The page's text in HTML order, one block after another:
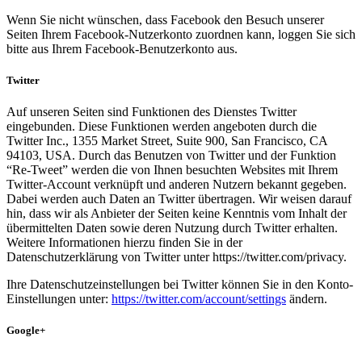
Wenn Sie nicht wünschen, dass Facebook den Besuch unserer
Seiten Ihrem Facebook-Nutzerkonto zuordnen kann, loggen Sie sich
bitte aus Ihrem Facebook-Benutzerkonto aus.
Twitter
Auf unseren Seiten sind Funktionen des Dienstes Twitter
eingebunden. Diese Funktionen werden angeboten durch die
Twitter Inc., 1355 Market Street, Suite 900, San Francisco, CA
94103, USA. Durch das Benutzen von Twitter und der Funktion
“Re-Tweet” werden die von Ihnen besuchten Websites mit Ihrem
Twitter-Account verknüpft und anderen Nutzern bekannt gegeben.
Dabei werden auch Daten an Twitter übertragen. Wir weisen darauf
hin, dass wir als Anbieter der Seiten keine Kenntnis vom Inhalt der
übermittelten Daten sowie deren Nutzung durch Twitter erhalten.
Weitere Informationen hierzu finden Sie in der
Datenschutzerklärung von Twitter unter https://twitter.com/privacy.
Ihre Datenschutzeinstellungen bei Twitter können Sie in den Konto-
Einstellungen unter: https://twitter.com/account/settings ändern.
Google+